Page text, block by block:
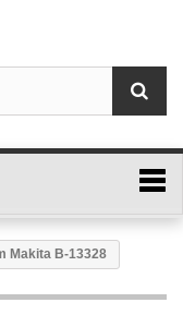
Makita B-13328